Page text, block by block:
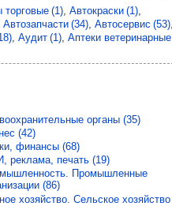
торговые (1) Автокраски (1)
Автозапчасти (34) Автосервис (53)
Аудит (1) Аптеки ветеринарные
органы (35)
(42)
финансы (68)
реклама, печать (19)
Промышленные
(86)
хозяйство. Сельское хозяйство